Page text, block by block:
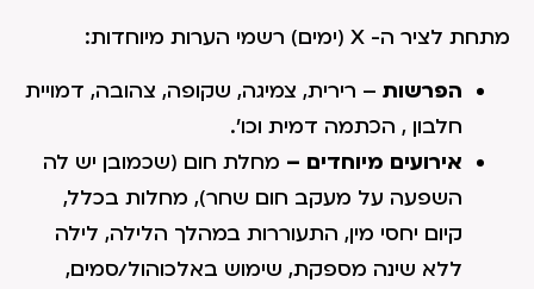
מתחת לציר ה- X (ימים) רשמי הערות מיוחדות:
הפרשות – רירית, צמיגה, שקופה, צהובה, דמויית
חלבון , הכתמה דמית וכו'.
אירועים מיוחדים – מחלת חום (שכמובן יש לה
השפעה על מעקב חום שחר), מחלות בכלל,
קיום יחסי מין, התעוררות במהלך הלילה, לילה
ללא שינה מספקת, שימוש באלכוהול/סמים,